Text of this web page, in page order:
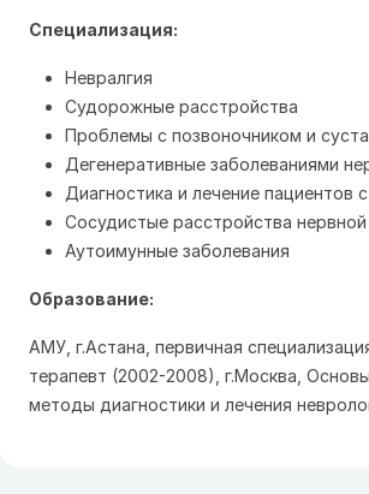
Специализация:
Невралгия
Судорожные расстройства
Проблемы с позвоночником и
Дегенеративные заболеваниями
Диагностика и лечение пациентов
Сосудистые расстройства
Аутоимунные заболевания
Образование:
АМУ, г.Астана, первичная
терапевт (2002-2008), г.Москва,
методы диагностики и лечения